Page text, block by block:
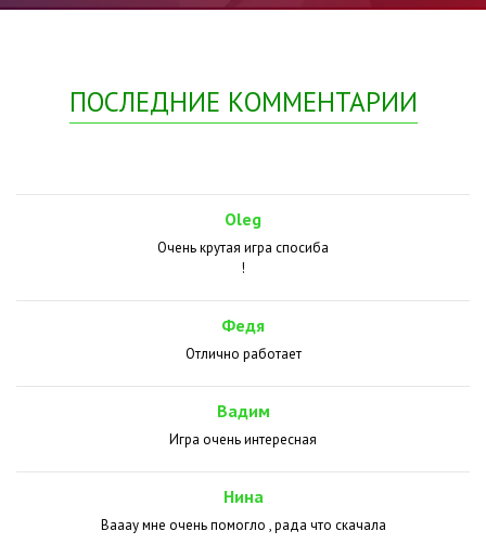
ПОСЛЕДНИЕ КОММЕНТАРИИ
Oleg
Очень крутая игра спосиба
!
Федя
Отлично работает
Вадим
Игра очень интересная
Нина
Вааау мне очень помогло , рада что скачала